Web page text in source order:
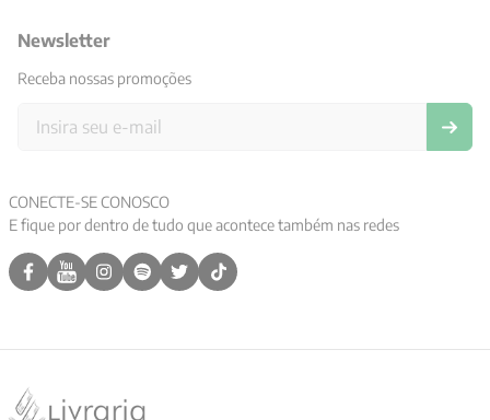
Newsletter
Receba nossas promoções
CONECTE-SE CONOSCO
E fique por dentro de tudo que acontece também nas redes